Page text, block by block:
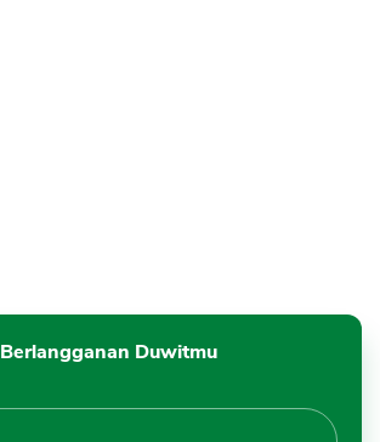
Berlangganan Duwitmu